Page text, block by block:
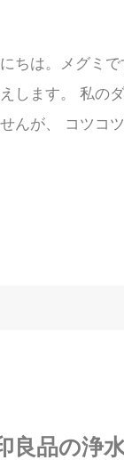
ちは。メグミ
します。 私の
んが、 コツコ
良品の浄